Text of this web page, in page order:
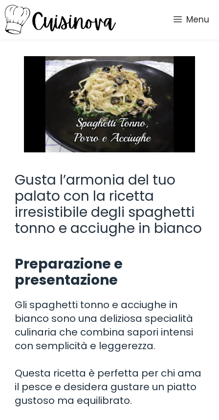
Vai
al
contenuto
Menu
Gusta l’armonia del tuo
palato con la ricetta
irresistibile degli spaghetti
tonno e acciughe in bianco
Preparazione e
presentazione
Gli spaghetti tonno e acciughe in
bianco sono una deliziosa specialità
culinaria che combina sapori intensi
con semplicità e leggerezza.
Questa ricetta è perfetta per chi ama
il pesce e desidera gustare un piatto
gustoso ma equilibrato.